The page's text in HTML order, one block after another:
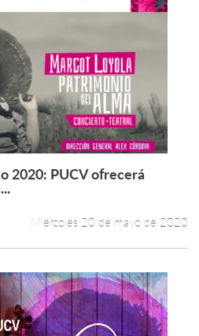
Leer más +
2020: PUCV ofrecerá
Miércoles 20 de mayo de 2020